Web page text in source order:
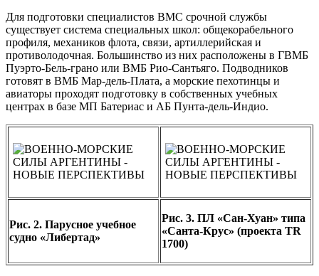
Для подготовки специалистов ВМС срочной службы
существует система специальных школ: общекорабельного
профиля, механиков флота, связи, артиллерийская и
противолодочная. Большинство из них расположены в ГВМБ
Пуэрто-Бель-грано или ВМБ Рио-Сантьяго. Подводников
готовят в ВМБ Мар-дель-Плата, а морские пехотинцы и
авиаторы проходят подготовку в собственных учебных
центрах в базе МП Батериас и АБ Пунта-дель-Индио.
Рис. 2. Парусное учебное
судно «Либертад»
Рис. 3. ПЛ «Сан-Хуан» типа
«Санта-Крус» (проекта TR
1700)